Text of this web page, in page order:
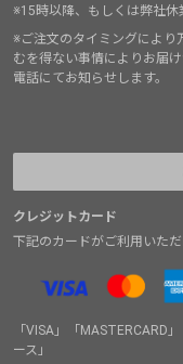
※15時以降、もしくは弊社休
※ご注文のタイミングにより
むを得ない事情によりお届
電話にてお知らせします。
クレジットカード
下記のカードがご利用いただ
「VISA」「MASTERCARD
ース」